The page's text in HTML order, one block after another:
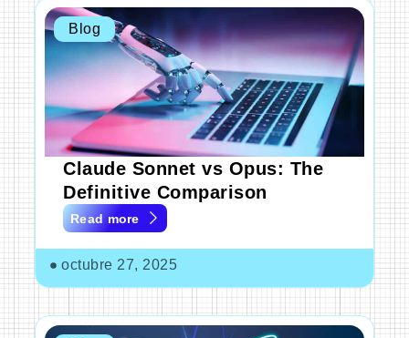
Blog
Claude Sonnet vs Opus: The
Definitive Comparison
Read more
octubre 27, 2025